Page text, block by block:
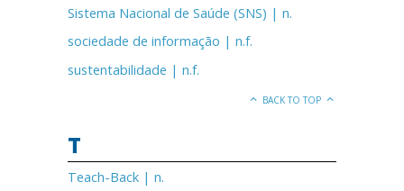
Sistema Nacional de Saúde (SNS) | n.
sociedade de informação | n.f.
sustentabilidade | n.f.
BACK TO TOP
T
Teach-Back | n.